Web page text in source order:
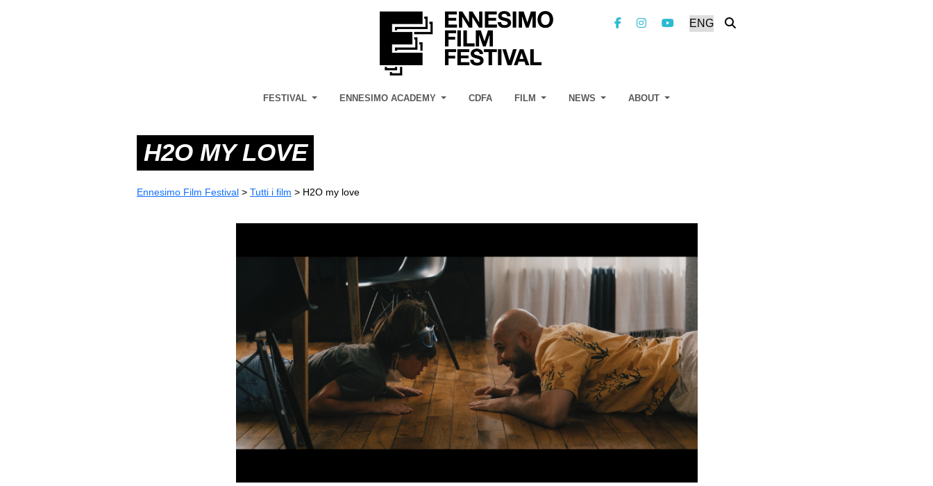
FESTIVAL ENNESIMO ACADEMY CDFA FILM NEWS ABOUT
H2O MY LOVE
Ennesimo Film Festival > Tutti i film > H2O my love